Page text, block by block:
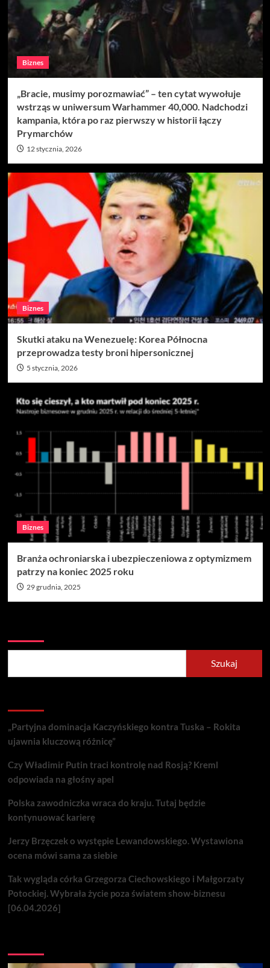
Biznes
„Bracie, musimy porozmawiać” – ten cytat wywołuje
wstrząs w uniwersum Warhammer 40,000. Nadchodzi
kampania, która po raz pierwszy w historii łączy
Prymarchów
12 stycznia, 2026
Biznes
Skutki ataku na Wenezuelę: Korea Północna
przeprowadza testy broni hipersonicznej
5 stycznia, 2026
Biznes
Branża ochroniarska i ubezpieczeniowa z optymizmem
patrzy na koniec 2025 roku
29 grudnia, 2025
Szukaj
„Partyjna dominacja Kaczyńskiego kontra Tuska – Rokita
ujawnia kluczową różnicę”
Czy Władimir Putin traci kontrolę nad Rosją? Kreml
odpowiada na głośny apel
Polska zawodniczka wraca do kraju. Tutaj będzie
kontynuować karierę
Jerzy Brzęczek o występie Lewandowskiego. Wystawiona
ocena mówi sama za siebie
Tak wygląda córka Grzegorza Ciechowskiego i Małgorzaty
Potockiej. Wybrała życie poza światem show-biznesu
[06.04.2026]